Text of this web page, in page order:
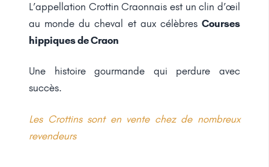
L’appellation Crottin Craonnais est un clin d’œil
au monde du cheval et aux célèbres Courses
hippiques de Craon
Une histoire gourmande qui perdure avec
succès.
Les Crottins sont en vente chez de nombreux
revendeurs